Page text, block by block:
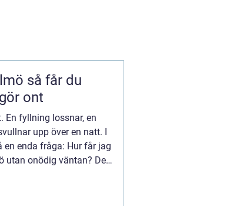
du
ont
En fyllning lossnar, en
upp över en natt. I
en enda fråga: Hur får jag
utan onödig väntan? Den